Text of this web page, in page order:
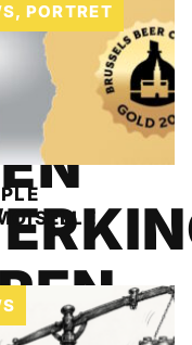
, PORTRET